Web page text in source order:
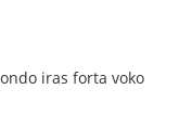
iras forta voko